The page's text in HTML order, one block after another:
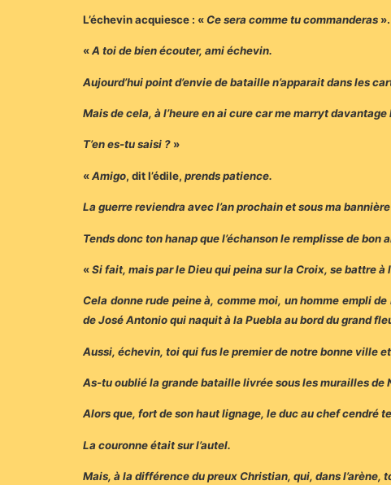
L’échevin acquiesce : «Ce sera comme tu commanderas ».
«A toi de bien écouter, ami échevin.
Aujourd’hui point d’envie de bataille n’apparait dans les
Mais de cela, à l’heure en ai cure car me marryt
T’en es-tu saisi ? »
«Amigo, dit l’édile, prends patience.
La guerre reviendra avec l’an prochain et sous ma
Tends donc ton hanap que l’échanson le remplisse de bon
«Si fait, mais par le Dieu qui peina sur la Croix, se battre à
Cela donne rude peine à, comme moi, un homme empli
de José Antonio qui naquit à la Puebla au bord du grand
Aussi, échevin, toi qui fus le premier de notre bonne ville
As-tu oublié la grande bataille livrée sous les murailles de
Alors que, fort de son haut lignage, le duc au chef cendré
La couronne était sur l’autel.
Mais, à la différence du preux Christian, qui, dans l’arène,